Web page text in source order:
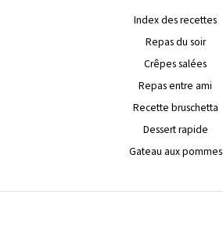
Index des recettes
Repas du soir
Crêpes salées
Repas entre ami
Recette bruschetta
Dessert rapide
Gateau aux pommes